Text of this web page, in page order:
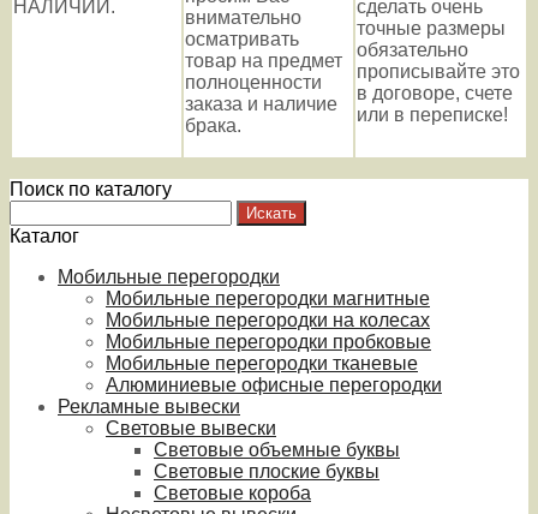
НАЛИЧИИ.
внимательно
осматривать
товар на предмет
полноценности
заказа и наличие
брака.
сделать очень
точные размеры
обязательно
прописывайте это
в договоре, счете
или в переписке!
Поиск по каталогу
Каталог
Мобильные перегородки
Мобильные перегородки магнитные
Мобильные перегородки на колесах
Мобильные перегородки пробковые
Мобильные перегородки тканевые
Алюминиевые офисные перегородки
Рекламные вывески
Световые вывески
Световые объемные буквы
Световые плоские буквы
Световые короба